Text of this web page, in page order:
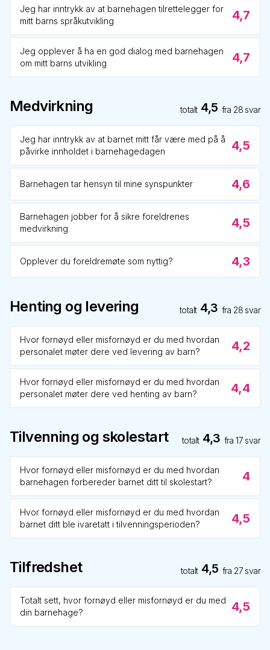
Jeg har inntrykk av at barnehagen tilrettelegger for
mitt barns språkutvikling
4,7
Jeg opplever å ha en god dialog med barnehagen
om mitt barns utvikling
4,7
Medvirkning totalt 4,5 fra 28 svar
Jeg har inntrykk av at barnet mitt får være med på å
påvirke innholdet i barnehagedagen
4,5
Barnehagen tar hensyn til mine synspunkter 4,6
Barnehagen jobber for å sikre foreldrenes
medvirkning
4,5
Opplever du foreldremøte som nyttig? 4,3
Henting og levering totalt 4,3 fra 28 svar
Hvor fornøyd eller misfornøyd er du med hvordan
personalet møter dere ved levering av barn?
4,2
Hvor fornøyd eller misfornøyd er du med hvordan
personalet møter dere ved henting av barn?
4,4
Tilvenning og skolestart totalt 4,3 fra17 svar
Hvor fornøyd eller misfornøyd er du med hvordan
barnehagen forbereder barnet ditt til skolestart?
4
Hvor fornøyd eller misfornøyd er du med hvordan
barnet ditt ble ivaretatt i tilvenningsperioden?
4,5
Tilfredshet totalt 4,5 fra 27 svar
Totalt sett, hvor fornøyd eller misfornøyd er du med
din barnehage?
4,5